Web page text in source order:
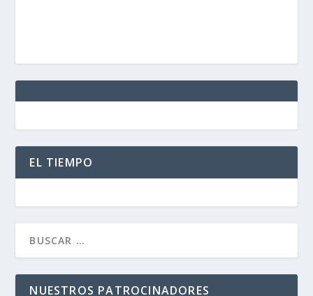
EL TIEMPO
NUESTROS PATROCINADORES